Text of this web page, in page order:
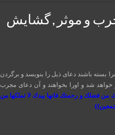
و موثر , گشایش
بسته باشند دعای ذیل را بنویسد و برگردن
خواهد شد و اورا بخواهند و آن دعای مجرب
من فضلك و رحمتك فانها بیدك لا تملكها من